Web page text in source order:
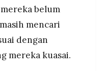
belum
mencari
dengan
mereka kuasai.